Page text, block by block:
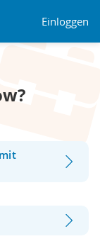
Einloggen